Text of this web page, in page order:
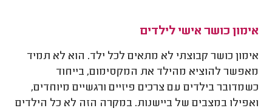
אימון כושר אישי לילדים
אימון כושר קבוצתי לא מתאים לכל ילד. הוא לא תמיד
מאפשר להוציא מהילד את המקסימום, בייחוד
כשמדובר בילדים עם צרכים פיזיים ורגשיים מיוחדים,
ואפילו במצבים של ביישנות. במקרה הזה לא כל הילדים